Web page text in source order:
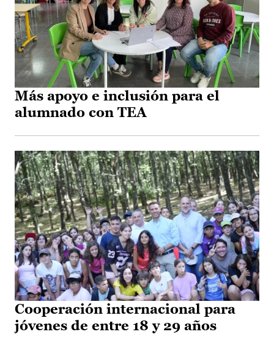
Más apoyo e inclusión para el
alumnado con TEA
Cooperación internacional para
jóvenes de entre 18 y 29 años